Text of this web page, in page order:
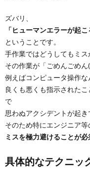
ズバリ、
「ヒューマンエラーが起
ということです。
手作業ではどうしてもミス
その作業が「ごめんごめん
例えばコンピュータ操作
良くも悪くも指示された
で
思わぬアクシデントが起き
そのため特にエンジニア等
ミスを極力避けることが
具体的なテクニッ